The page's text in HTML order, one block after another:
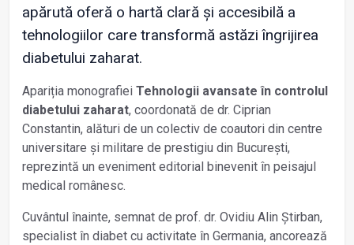
apărută oferă o hartă clară și accesibilă a
tehnologiilor care transformă astăzi îngrijirea
diabetului zaharat.
Apariția monografiei Tehnologii avansate în controlul
diabetului zaharat, coordonată de dr. Ciprian
Constantin, alături de un colectiv de coautori din centre
universitare și militare de prestigiu din București,
reprezintă un eveniment editorial binevenit în peisajul
medical românesc.
Cuvântul înainte, semnat de prof. dr. Ovidiu Alin Știrban,
specialist în diabet cu activitate în Germania, ancorează